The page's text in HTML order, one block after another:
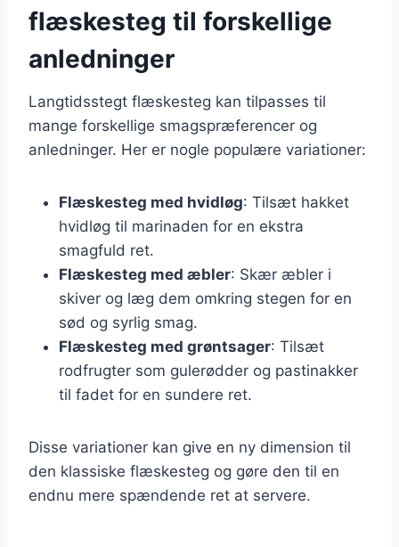
flæskesteg til forskellige
anledninger
Langtidsstegt flæskesteg kan tilpasses til
mange forskellige smagspræferencer og
anledninger. Her er nogle populære variationer:
Flæskesteg med hvidløg: Tilsæt hakket
hvidløg til marinaden for en ekstra
smagfuld ret.
Flæskesteg med æbler: Skær æbler i
skiver og læg dem omkring stegen for en
sød og syrlig smag.
Flæskesteg med grøntsager: Tilsæt
rodfrugter som gulerødder og pastinakker
til fadet for en sundere ret.
Disse variationer kan give en ny dimension til
den klassiske flæskesteg og gøre den til en
endnu mere spændende ret at servere.